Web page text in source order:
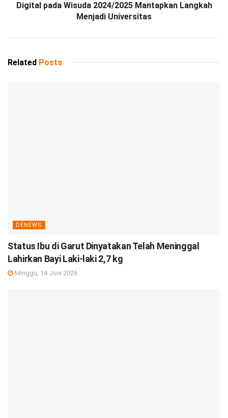
Digital pada Wisuda 2024/2025 Mantapkan Langkah
Menjadi Universitas
Related Posts
DENEWS
Status Ibu di Garut Dinyatakan Telah Meninggal
Lahirkan Bayi Laki-laki 2,7 kg
Minggu, 14 Juni 2026